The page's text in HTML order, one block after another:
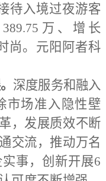
待入境过夜游客
万、增长
尚。元阳阿者科
深度服务和融入
市场准入隐性壁
，发展质效不断
交流，推动万名
实事，创新开展6